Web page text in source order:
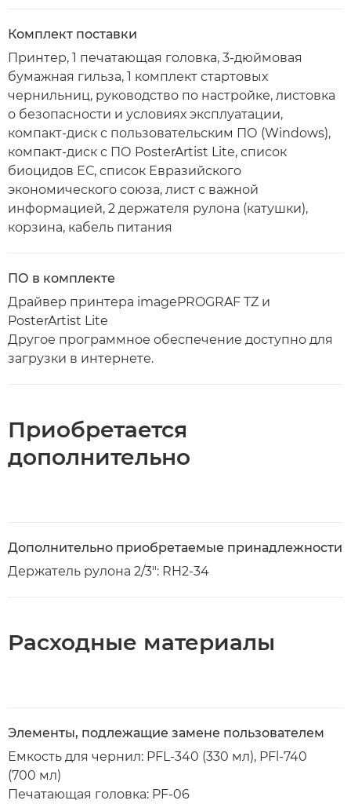
Комплект поставки
Принтер, 1 печатающая головка, 3-дюймовая
бумажная гильза, 1 комплект стартовых
чернильниц, руководство по настройке, листовка
о безопасности и условиях эксплуатации,
компакт-диск с пользовательским ПО (Windows),
компакт-диск с ПО PosterArtist Lite, список
биоцидов ЕС, список Евразийского
экономического союза, лист с важной
информацией, 2 держателя рулона (катушки),
корзина, кабель питания
ПО в комплекте
Драйвер принтера imagePROGRAF TZ и
PosterArtist Lite
Другое программное обеспечение доступно для
загрузки в интернете.
Приобретается
дополнительно
Дополнительно приобретаемые принадлежности
Держатель рулона 2/3": RH2-34
Расходные материалы
Элементы, подлежащие замене пользователем
Емкость для чернил: PFL-340 (330 мл), PFl-740
(700 мл)
Печатающая головка: PF-06